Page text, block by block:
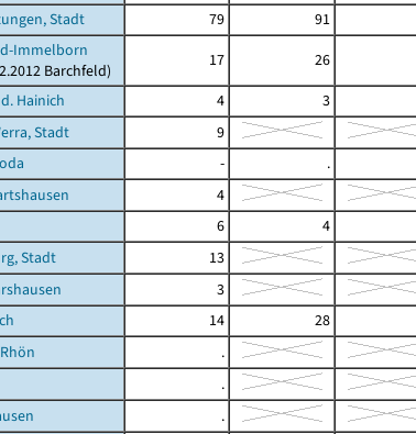
Stadt
79 91
Immelborn
Barchfeld)
17 26
Hainich
4 3
Stadt
9
- .
4
6 4
Stadt
13
3
14 28
.
.
.